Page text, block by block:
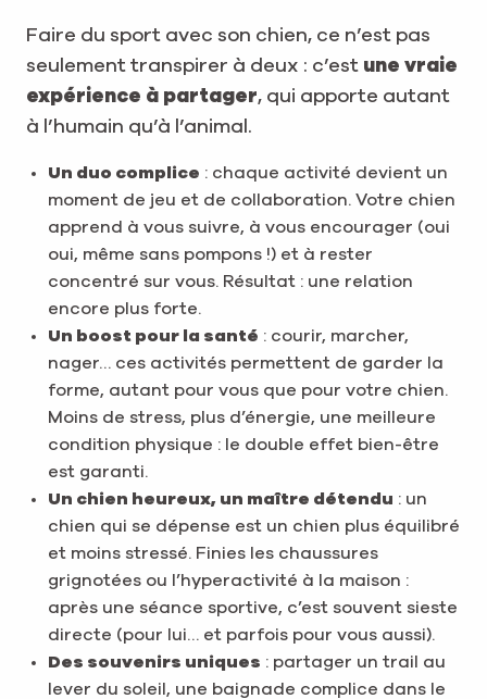
Faire du sport avec son chien, ce n’est pas
seulement transpirer à deux : c’est une vraie
expérience à partager, qui apporte autant
à l’humain qu’à l’animal.
Un duo complice : chaque activité devient un
moment de jeu et de collaboration. Votre chien
apprend à vous suivre, à vous encourager (oui
oui, même sans pompons !) et à rester
concentré sur vous. Résultat : une relation
encore plus forte.
Un boost pour la santé : courir, marcher,
nager… ces activités permettent de garder la
forme, autant pour vous que pour votre chien.
Moins de stress, plus d’énergie, une meilleure
condition physique : le double effet bien-être
est garanti.
Un chien heureux, un maître détendu : un
chien qui se dépense est un chien plus équilibré
et moins stressé. Finies les chaussures
grignotées ou l’hyperactivité à la maison :
après une séance sportive, c’est souvent sieste
directe (pour lui… et parfois pour vous aussi).
Des souvenirs uniques : partager un trail au
lever du soleil, une baignade complice dans le